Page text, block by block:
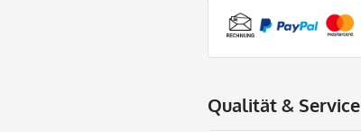
Qualität & Service